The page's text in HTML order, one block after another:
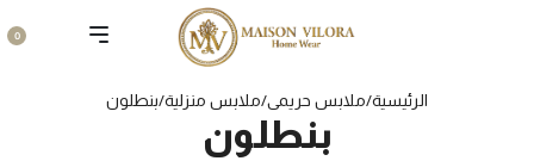
0
الرئيسية/ملابس حريمى/ملابس منزلية/بنطلون
بنطلون